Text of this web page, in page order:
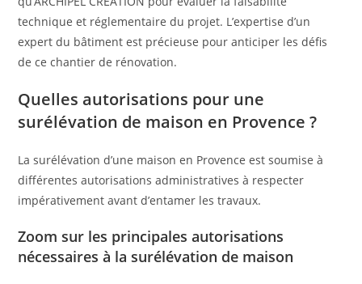
technique et réglementaire du projet. L’expertise d’un
expert du bâtiment est précieuse pour anticiper les défis
de ce chantier de rénovation.
Quelles autorisations pour une
surélévation de maison en Provence ?
La surélévation d’une maison en Provence est soumise à
différentes autorisations administratives à respecter
impérativement avant d’entamer les travaux.
Zoom sur les principales autorisations
nécessaires à la surélévation de maison